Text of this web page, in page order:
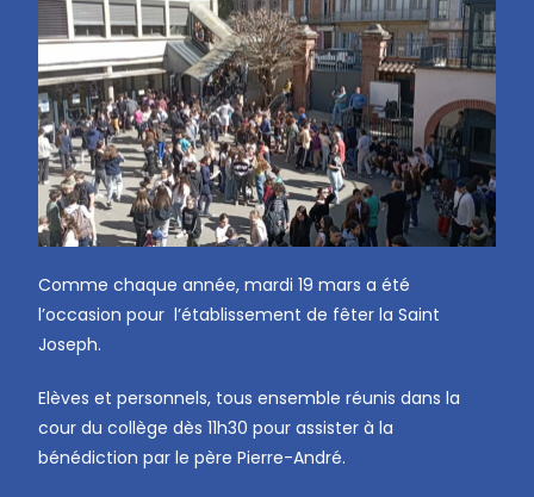
Comme chaque année, mardi 19 mars a été
l’occasion pour l’établissement de fêter la Saint
Joseph.
Elèves et personnels, tous ensemble réunis dans la
cour du collège dès 11h30 pour assister à la
bénédiction par le père Pierre-André.